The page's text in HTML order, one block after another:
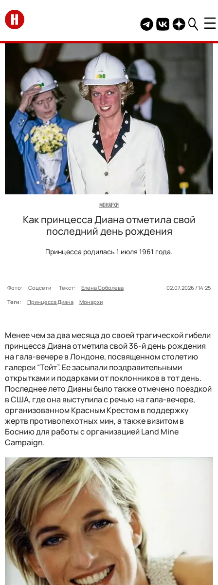
Перейти на главную
Telegram канал
Группа HELLO
Канал
МОНАРХИ
Как принцесса Диана отметила свой
последний день рождения
Принцесса родилась 1 июля 1961 года.
Фото: Соцсети Текст: Елена Соболева
02.07.2026 / 14:25
Теги:
Принцесса Диана Монархи
Менее чем за два месяца до своей трагической гибели
принцесса Диана отметила свой 36-й день рождения
на гала-вечере в Лондоне, посвященном столетию
галереи “Тейт”. Ее засыпали поздравительными
открытками и подарками от поклонников в тот день.
Последнее лето Дианы было также отмечено поездкой
в США, где она выступила с речью на гала-вечере,
организованном Красным Крестом в поддержку
жертв противопехотных мин, а также визитом в
Боснию для работы с организацией Land Mine
Campaign.